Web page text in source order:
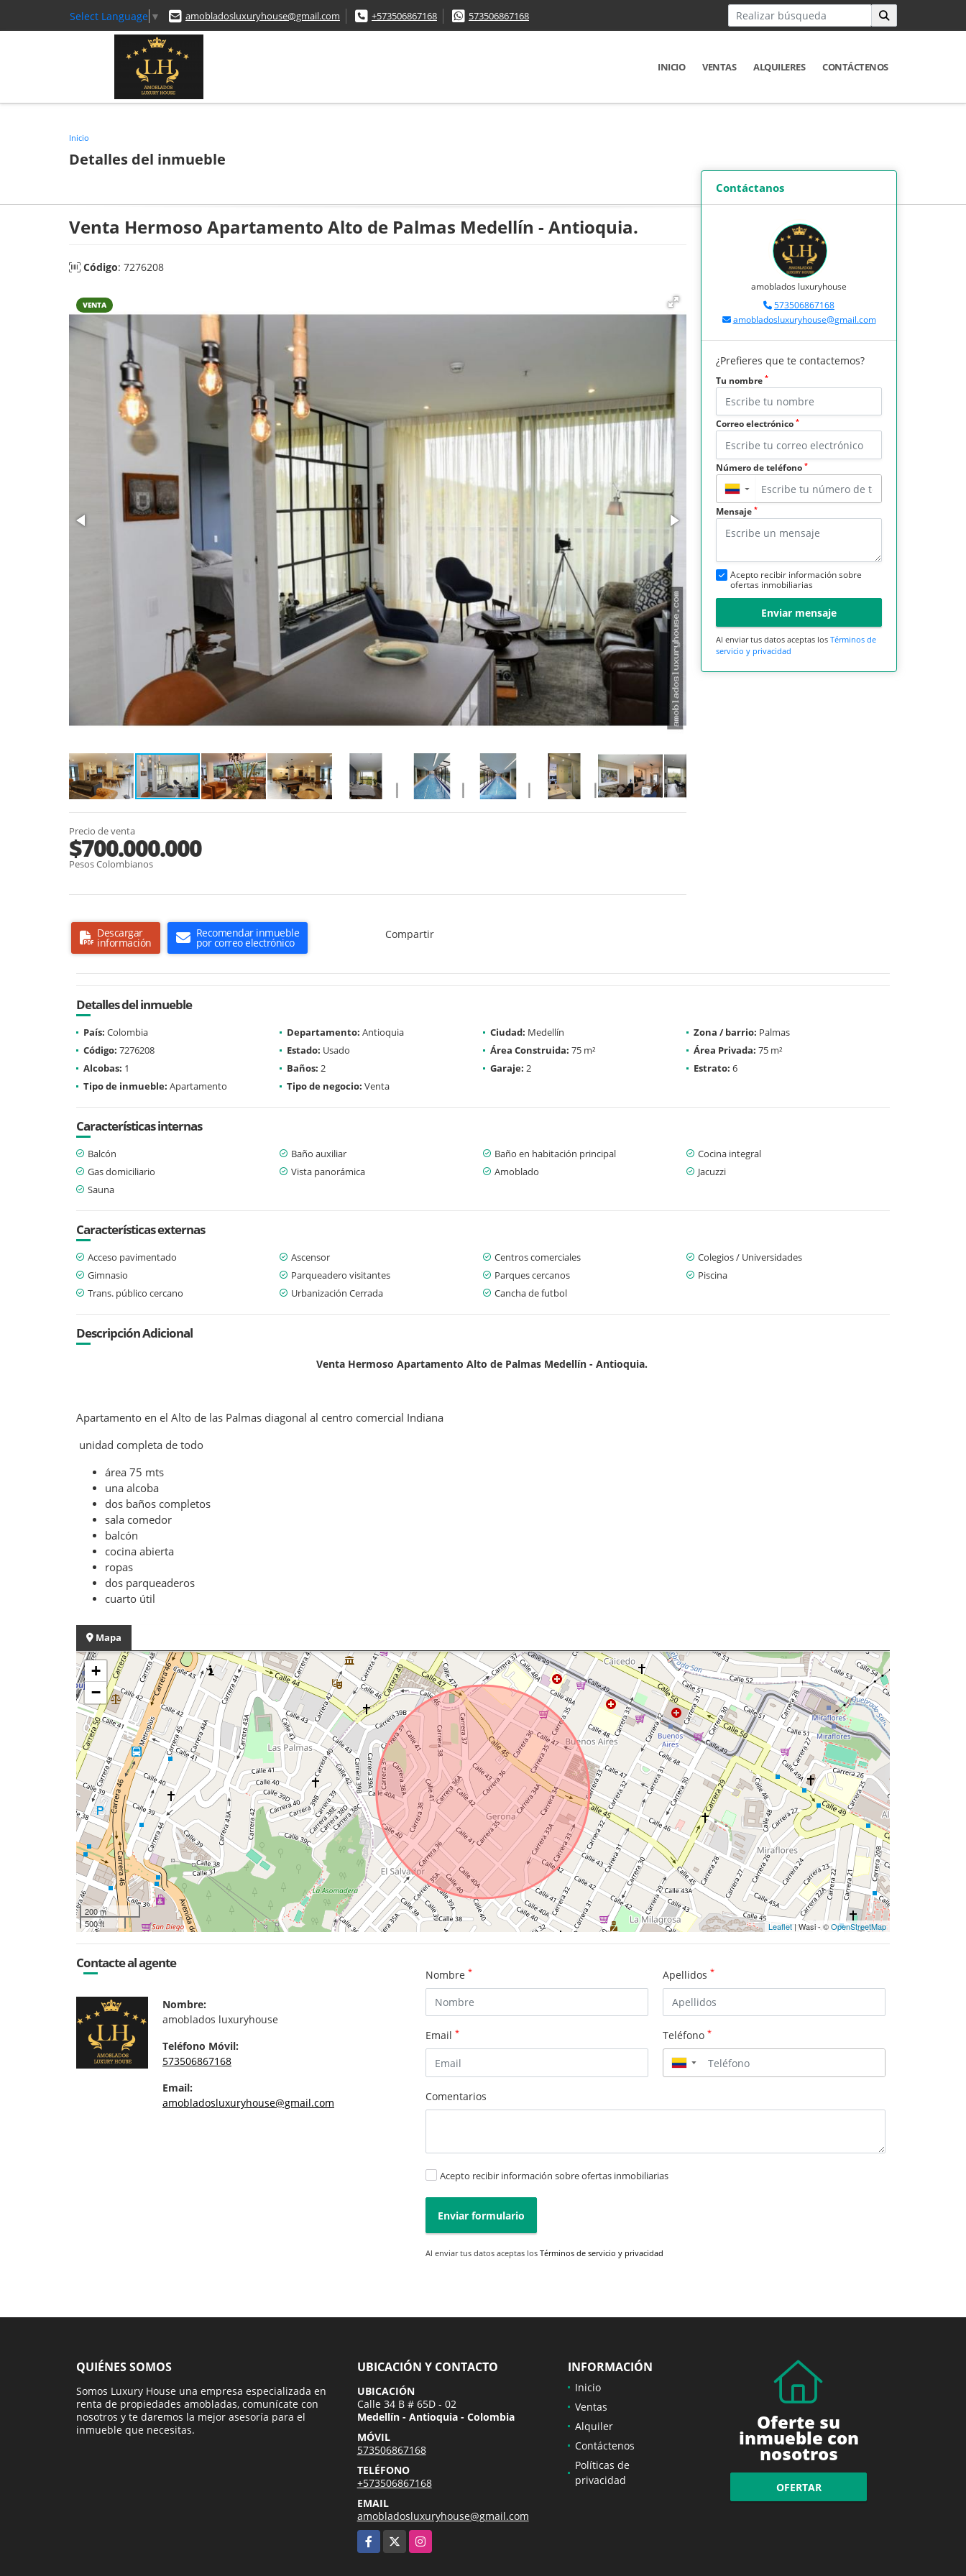
Select Language ▼ amobladosluxuryhouse@gmail.com +573506867168 573506867168
INICIO VENTAS ALQUILERES CONTÁCTENOS
Inicio
Detalles del inmueble
Venta Hermoso Apartamento Alto de Palmas Medellín - Antioquia.
Código: 7276208
VENTA
Precio de venta
$700.000.000
Pesos Colombianos
Descargar
información
Recomendar inmueble
por correo electrónico
Compartir
Contáctanos
amoblados luxuryhouse
573506867168
amobladosluxuryhouse@gmail.com
¿Prefieres que te contactemos?
Tu nombre *
Correo electrónico *
Número de teléfono *
▼
Mensaje *
Acepto recibir información sobre
ofertas inmobiliarias
Enviar mensaje
Al enviar tus datos aceptas los Términos de
servicio y privacidad
Detalles del inmueble
País: Colombia Departamento: Antioquia Ciudad: Medellín Zona / barrio: Palmas
Código: 7276208 Estado: Usado Área Construida: 75 m² Área Privada: 75 m²
Alcobas: 1 Baños: 2 Garaje: 2 Estrato: 6
Tipo de inmueble: Apartamento Tipo de negocio: Venta
Características internas
Balcón Baño auxiliar Baño en habitación principal
Cocina integral
Gas domiciliario
Vista panorámica Amoblado
Jacuzzi
Sauna
Características externas
Acceso pavimentado Ascensor Centros comerciales
Colegios / Universidades
Gimnasio
Parqueadero visitantes Parques cercanos
Piscina
Trans. público cercano
Urbanización Cerrada Cancha de futbol
Descripción Adicional
Venta Hermoso Apartamento Alto de Palmas Medellín - Antioquia.
Apartamento en el Alto de las Palmas diagonal al centro comercial Indiana
unidad completa de todo
área 75 mts
una alcoba
dos baños completos
sala comedor
balcón
cocina abierta
ropas
dos parqueaderos
cuarto útil
Mapa
+
−
200 m
500 ft
Leaflet | Wasi - ©OpenStreetMap
Contacte al agente
Nombre:
amoblados luxuryhouse
Teléfono Móvil:
573506867168
Email:
amobladosluxuryhouse@gmail.com
Nombre * Apellidos *
Email * Teléfono *
▼
Comentarios
Acepto recibir información sobre ofertas inmobiliarias
Enviar formulario
Al enviar tus datos aceptas los Términos de servicio y privacidad
QUIÉNES SOMOS
Somos Luxury House una empresa especializada en
renta de propiedades amobladas, comunícate con
nosotros y te daremos la mejor asesoría para el
inmueble que necesitas.
UBICACIÓN Y CONTACTO
UBICACIÓN
Calle 34 B # 65D - 02
Medellín - Antioquia - Colombia
MÓVIL
573506867168
TELÉFONO
+573506867168
EMAIL
amobladosluxuryhouse@gmail.com
Facebook
Instagram
INFORMACIÓN
Inicio
Ventas
Alquiler
Contáctenos
Políticas de
privacidad
Oferte su
inmueble con
nosotros
OFERTAR